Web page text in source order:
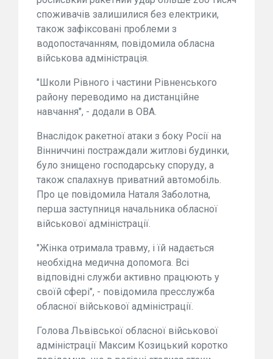
споживачів залишилися без електрики,
також зафіксовані проблеми з
водопостачанням, повідомила обласна
військова адміністрація.
"Школи Рівного і частини Рівненського
району переводимо на дистанційне
навчання", - додали в ОВА.
Внаслідок ракетної атаки з боку Росії на
Вінниччині постраждали житлові будинки,
було знищено господарську споруду, а
також спалахнув приватний автомобіль.
Про це повідомила Наталя Заболотна,
перша заступниця начальника обласної
військової адміністрації.
"Жінка отримала травму, і їй надається
необхідна медична допомога. Всі
відповідні служби активно працюють у
своїй сфері", - повідомила пресслужба
обласної військової адміністрації.
Голова Львівської обласної військової
адміністрації Максим Козицький коротко